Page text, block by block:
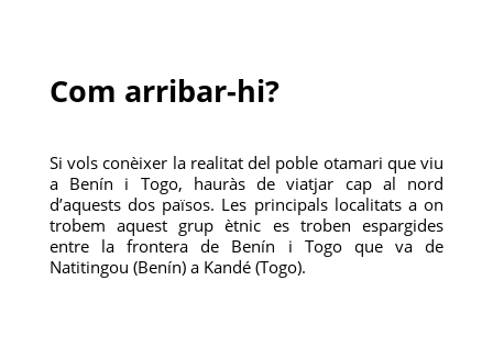
Com arribar-hi?
Si vols conèixer la realitat del poble otamari que viu
a Benín i Togo, hauràs de viatjar cap al nord
d’aquests dos països. Les principals localitats a on
trobem aquest grup ètnic es troben espargides
entre la frontera de Benín i Togo que va de
Natitingou (Benín) a Kandé (Togo).